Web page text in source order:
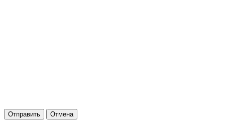
Отправить Отмена